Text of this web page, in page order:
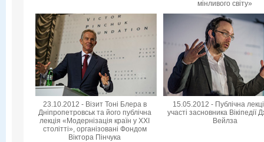
мінливого світу»
23.10.2012 - Візит Тоні Блера в
Дніпропетровськ та його публічна
лекція «Модернізація країн у XXI
столітті», організовані Фондом
Віктора Пінчука
15.05.2012 - Публічна
участі засновника Вікіпедії
Вейлза